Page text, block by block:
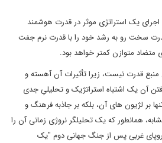
یک استراتژی موثر در قدرت هوشمند
سخت رو به رشد خود را با قدرت نرم جفت
متضاد متوازن کمتر خواهد بود.
قدرت نیست، زیرا تأثیرات آن آهسته و
آن یک اشتباه استراتژیک و تحلیلیِ جدی
بر لژیون های آن، بلکه بر جاذبه فرهنگ و
همانطور که یک تحلیلگر نروژی زمانی آن را
غربی پس از جنگ جهانی دوم "یک